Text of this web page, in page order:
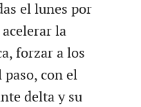
el lunes por
la
forzar a los
con el
delta y su